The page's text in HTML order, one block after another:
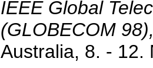
IEEE Global
(GLOBECOM
Australia, 8. - 12.